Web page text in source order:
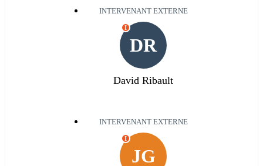
INTERVENANT EXTERNE
DR
I
David Ribault
INTERVENANT EXTERNE
JG
I